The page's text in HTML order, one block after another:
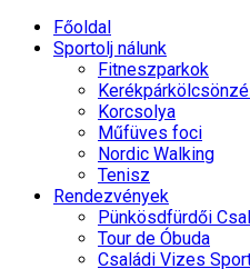
Főoldal
Sportolj nálunk
Fitneszparkok
Korcsolya
Műfüves foci
Nordic Walking
Tenisz
Rendezvények
Pünkösdfürdői
Tour de Óbuda
Családi Vizes